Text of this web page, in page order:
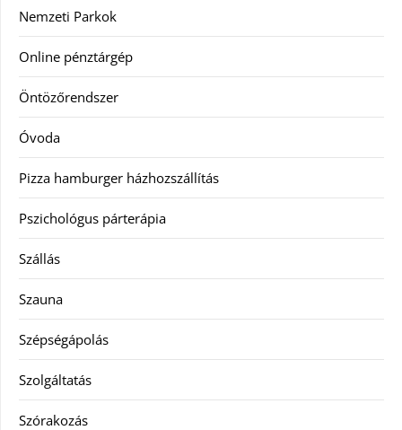
Nemzeti Parkok
Online pénztárgép
Öntözőrendszer
Óvoda
Pizza hamburger házhozszállítás
Pszichológus párterápia
Szállás
Szauna
Szépségápolás
Szolgáltatás
Szórakozás